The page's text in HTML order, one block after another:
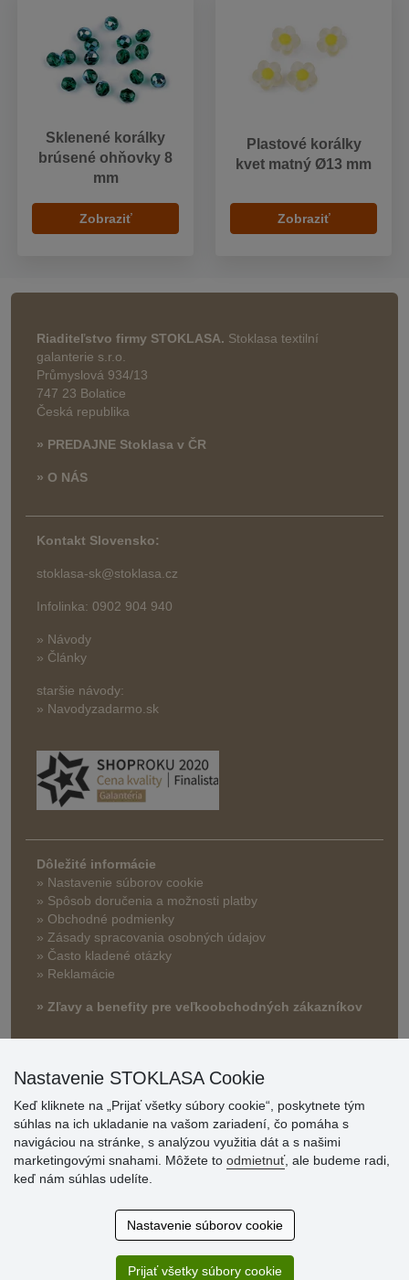
Sklenené korálky
brúsené ohňovky 8
mm
Zobraziť
Plastové korálky
kvet matný Ø13 mm
Zobraziť
Riaditeľstvo firmy STOKLASA. Stoklasa textilní
galanterie s.r.o.
Průmyslová 934/13
747 23 Bolatice
Česká republika
» PREDAJNE Stoklasa v ČR
» O NÁS
Kontakt Slovensko:
stoklasa-sk@stoklasa.cz
Infolinka: 0902 904 940
» Návody
» Články
staršie návody:
» Navodyzadarmo.sk
Dôležité informácie
» Nastavenie súborov cookie
» Spôsob doručenia a možnosti platby
» Obchodné podmienky
» Zásady spracovania osobných údajov
» Často kladené otázky
» Reklamácie
» Zľavy a benefity pre veľkoobchodných zákazníkov
Hodnotenia
Nastavenie STOKLASA Cookie
Keď kliknete na „Prijať všetky súbory cookie“, poskytnete tým
súhlas na ich ukladanie na vašom zariadení, čo pomáha s
navigáciou na stránke, s analýzou využitia dát a s našimi
marketingovými snahami. Môžete to odmietnuť, ale budeme radi,
keď nám súhlas udelíte.
Nastavenie súborov cookie
Prijať všetky súbory cookie